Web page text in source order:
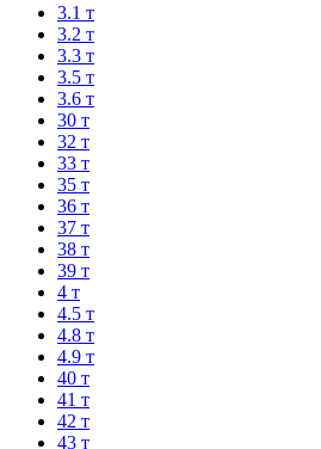
3.1 т
3.2 т
3.3 т
3.5 т
3.6 т
30 т
32 т
33 т
35 т
36 т
37 т
38 т
39 т
4 т
4.5 т
4.8 т
4.9 т
40 т
41 т
42 т
43 т